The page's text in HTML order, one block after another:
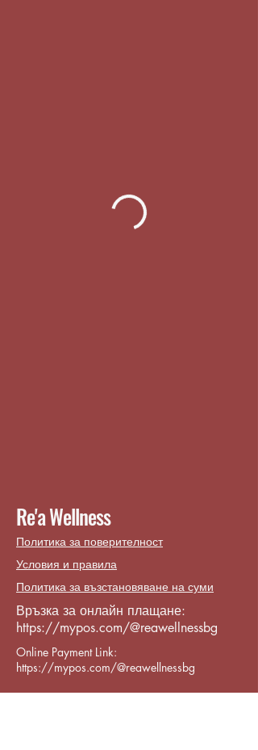
Re'a Wellness
Политика за поверителност
Условия и правила
Политика за възстановяване на суми
Връзка за онлайн плащане:
https://mypos.com/@reawellnessbg
Online Payment Link:
https://mypos.com/@reawellnessbg